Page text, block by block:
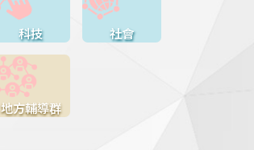
科技 社會
地方輔導群